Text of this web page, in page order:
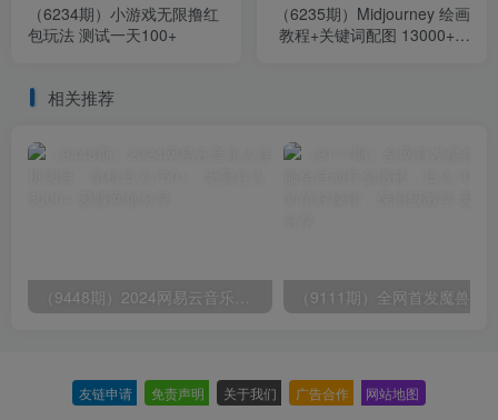
（6234期）小游戏无限撸红
包玩法 测试一天100+
（6235期）Midjourney 绘画
教程+关键词配图 13000+软
相关推荐
友链申请 免责声明 关于我们 广告合作 网站地图